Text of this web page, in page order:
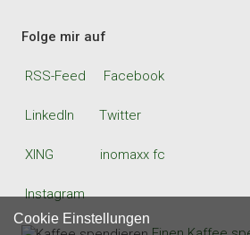
Folge mir auf
RSS-Feed Facebook
LinkedIn Twitter
XING inomaxx fc
Instagram
Cookie Einstellungen